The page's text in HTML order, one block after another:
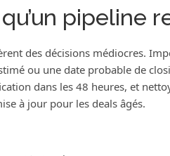
pipeline
des décisions médiocres.
ou une date probable de
dans les 48 heures, et
à jour pour les deals âgés.